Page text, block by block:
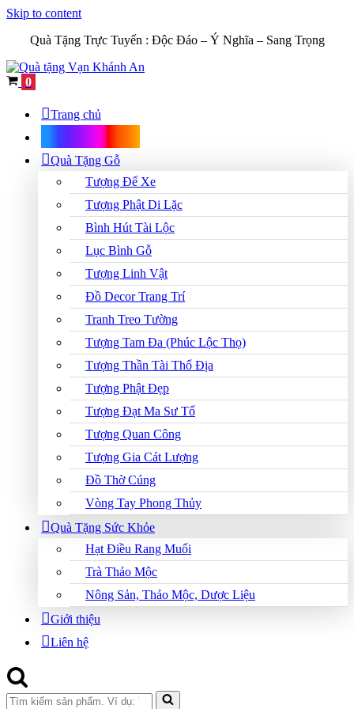
Skip to content
Quà Tặng Trực Tuyến : Độc Đáo – Ý Nghĩa – Sang Trọng
Cart
0
Trang chủ
Quà Tặng Gỗ
Tượng Để Xe
Tượng Phật Di Lặc
Bình Hút Tài Lộc
Lục Bình Gỗ
Tượng Linh Vật
Đồ Decor Trang Trí
Tranh Treo Tường
Tượng Tam Đa (Phúc Lộc Thọ)
Tượng Thần Tài Thổ Địa
Tượng Phật Đẹp
Tượng Đạt Ma Sư Tổ
Tượng Quan Công
Tượng Gia Cát Lượng
Đồ Thờ Cúng
Vòng Tay Phong Thủy
Quà Tặng Sức Khỏe
Hạt Điều Rang Muối
Trà Thảo Mộc
Nông Sản, Thảo Mộc, Dược Liệu
Giới thiệu
Liên hệ
Search